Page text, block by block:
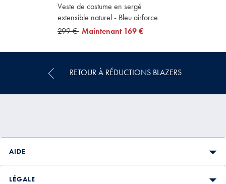
Veste de costume en sergé
extensible naturel - Bleu airforce
was
€
299 € now
€
Maintenant 169 €
RETOUR À RÉDUCTIONS BLAZERS
AIDE
LÉGALE